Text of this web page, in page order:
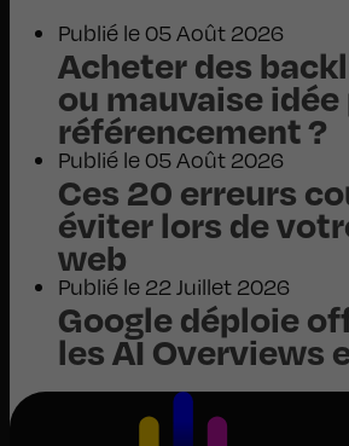
Publié le 05 Août 2026
Acheter des
ou mauvaise
référencement ?
Publié le 05 Août 2026
Ces 20 erreurs
éviter lors de
web
Publié le 22 Juillet 2026
Google déploie
les AI Overviews